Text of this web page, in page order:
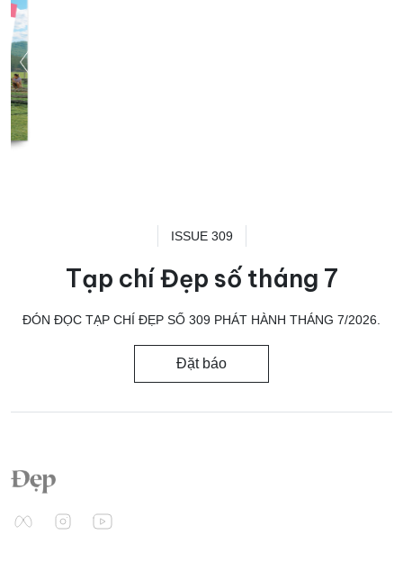
ISSUE 309
Tạp chí Đẹp số tháng 7
ĐÓN ĐỌC TẠP CHÍ ĐẸP SỐ 309 PHÁT HÀNH THÁNG 7/2026.
Đặt báo